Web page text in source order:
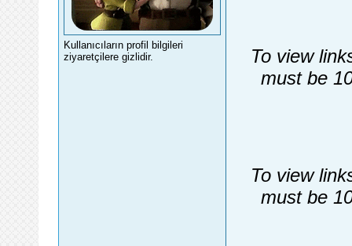
Kullanıcıların profil bilgileri
ziyaretçilere gizlidir.
To view
must be
To view
must be